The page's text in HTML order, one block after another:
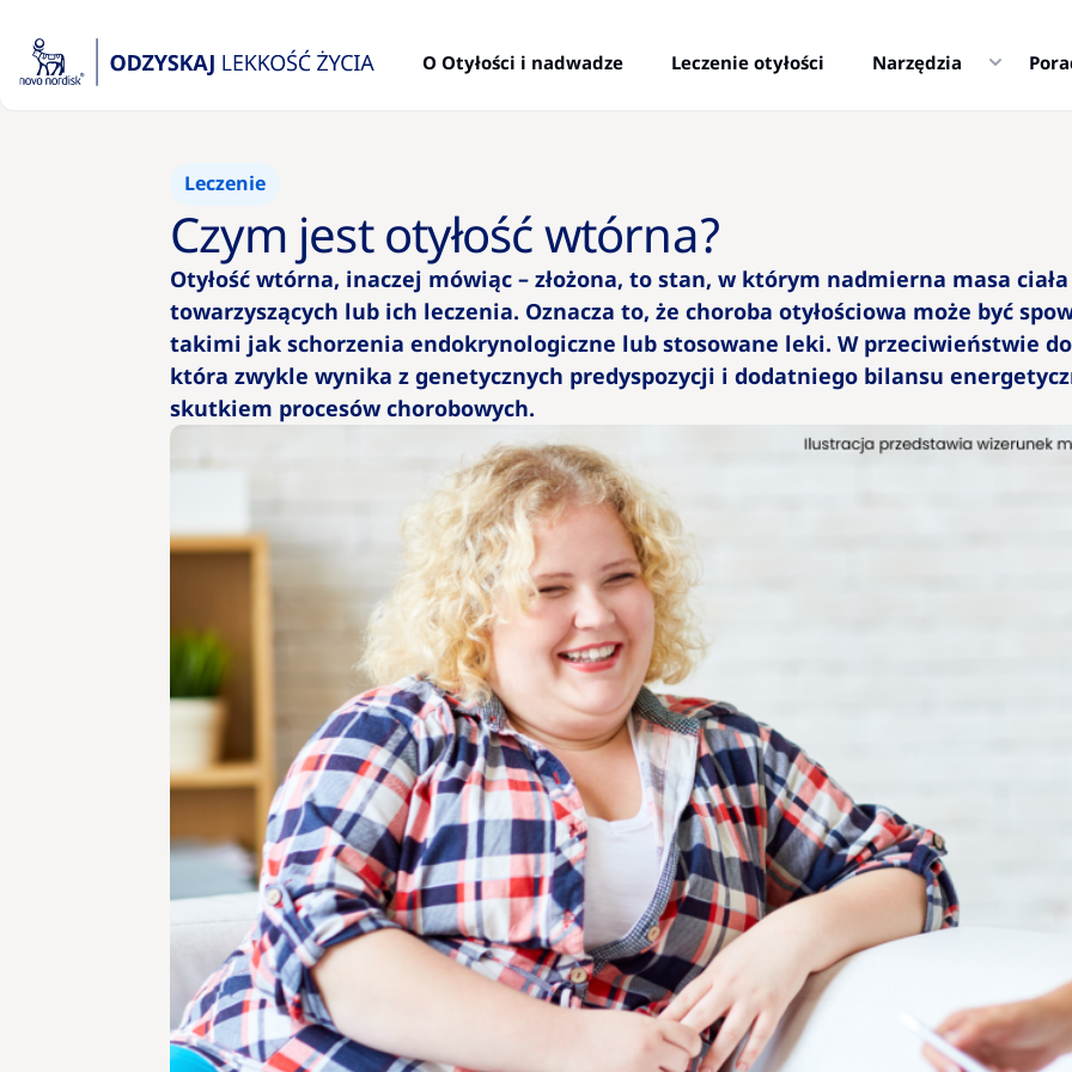
O Otyłości i nadwadze Leczenie otyłości Narzędzia
Leczenie
Czym jest otyłość wtórna?
Otyłość wtórna, inaczej mówiąc – złożona, to stan, w którym nadmierna masa
towarzyszących lub ich leczenia. Oznacza to, że choroba otyłościowa może być
takimi jak schorzenia endokrynologiczne lub stosowane leki. W przeciwieństwie
która zwykle wynika z genetycznych predyspozycji i dodatniego bilansu
skutkiem procesów chorobowych.